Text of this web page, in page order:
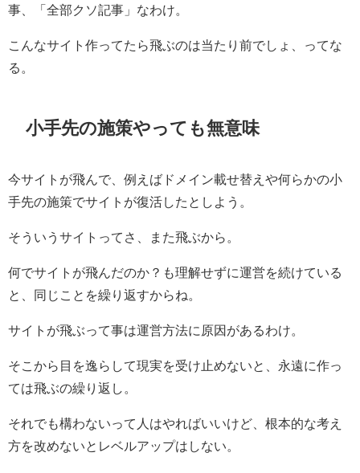
事、「全部クソ記事」なわけ。
こんなサイト作ってたら飛ぶのは当たり前でしょ、ってな
る。
小手先の施策やっても無意味
今サイトが飛んで、例えばドメイン載せ替えや何らかの小
手先の施策でサイトが復活したとしよう。
そういうサイトってさ、また飛ぶから。
何でサイトが飛んだのか？も理解せずに運営を続けている
と、同じことを繰り返すからね。
サイトが飛ぶって事は運営方法に原因があるわけ。
そこから目を逸らして現実を受け止めないと、永遠に作っ
ては飛ぶの繰り返し。
それでも構わないって人はやればいいけど、根本的な考え
方を改めないとレベルアップはしない。